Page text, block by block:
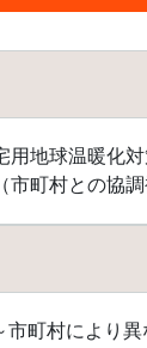
用地球温暖化
市町村との協調
市町村により異